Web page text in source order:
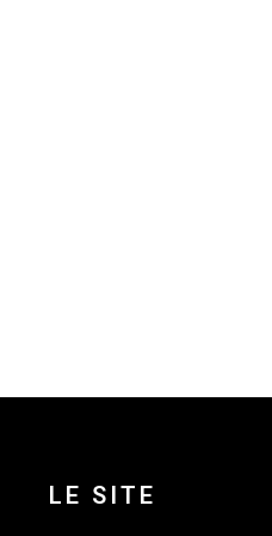
LE SITE